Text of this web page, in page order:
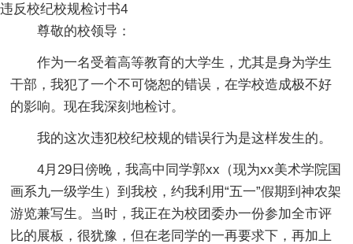
违反校纪校规检讨书4
尊敬的校领导：
作为一名受着高等教育的大学生，尤其是身为学生
干部，我犯了一个不可饶恕的错误，在学校造成极不好
的影响。现在我深刻地检讨。
我的这次违犯校纪校规的错误行为是这样发生的。
4月29日傍晚，我高中同学郭xx（现为xx美术学院国
画系九一级学生）到我校，约我利用“五一”假期到神农架
游览兼写生。当时，我正在为校团委办一份参加全市评
比的展板，很犹豫，但在老同学的一再要求下，再加上